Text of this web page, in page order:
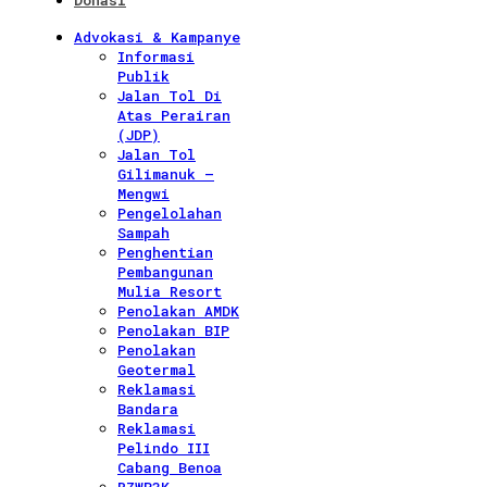
Advokasi & Kampanye
Informasi
Publik
Jalan Tol Di
Atas Perairan
(JDP)
Jalan Tol
Gilimanuk –
Mengwi
Pengelolahan
Sampah
Penghentian
Pembangunan
Mulia Resort
Penolakan AMDK
Penolakan BIP
Penolakan
Geotermal
Reklamasi
Bandara
Reklamasi
Pelindo III
Cabang Benoa